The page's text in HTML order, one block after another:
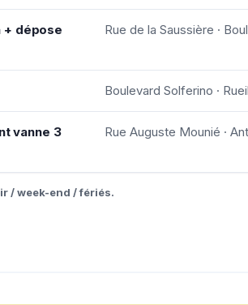
+ dépose
Rue de la Saussière ·
Boulevard Solferino ·
vanne 3
Rue Auguste Mounié ·
/ week-end / fériés.